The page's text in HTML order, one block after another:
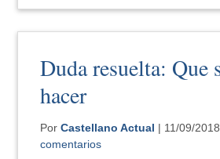
Duda resuelta: Que
hacer
PorCastellano Actual | 11/09/
comentarios